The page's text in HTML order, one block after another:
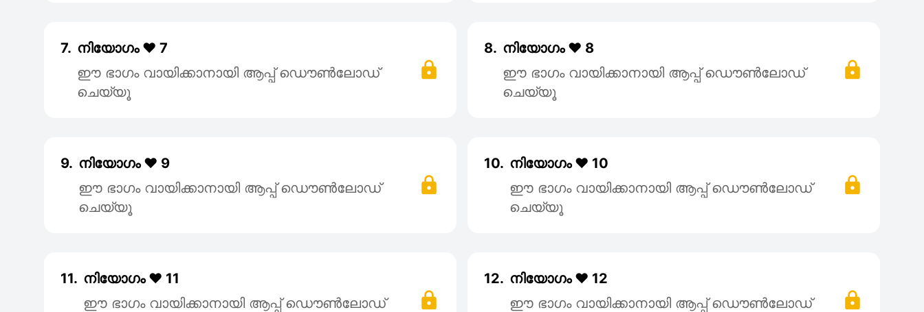
7. നിയോഗം ❤️ 7
ഈ ഭാഗം വായിക്കാനായി ആപ്പ് ഡൌൺലോഡ്
ചെയ്യൂ
8. നിയോഗം ❤️ 8
ഈ ഭാഗം വായിക്കാനായി ആപ്പ് ഡൌൺലോഡ്
ചെയ്യൂ
9. നിയോഗം ❤️ 9
ഈ ഭാഗം വായിക്കാനായി ആപ്പ് ഡൌൺലോഡ്
ചെയ്യൂ
10. നിയോഗം ❤️ 10
ഈ ഭാഗം വായിക്കാനായി ആപ്പ് ഡൌൺലോഡ്
ചെയ്യൂ
11. നിയോഗം ❤️ 11
ഈ ഭാഗം വായിക്കാനായി ആപ്പ് ഡൌൺലോഡ്
12. നിയോഗം ❤️ 12
ഈ ഭാഗം വായിക്കാനായി ആപ്പ് ഡൌൺലോഡ്